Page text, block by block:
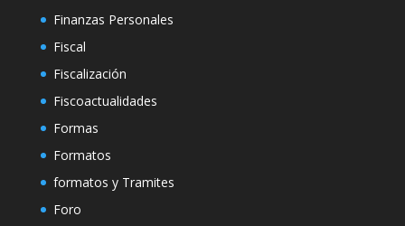
Finanzas Personales
Fiscal
Fiscalización
Fiscoactualidades
Formas
Formatos
formatos y Tramites
Foro